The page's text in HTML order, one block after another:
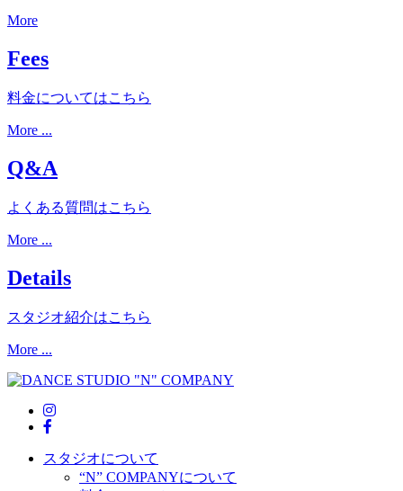
More
Fees
料金についてはこちら
More ...
Q&A
よくある質問はこちら
More ...
Details
スタジオ紹介はこちら
More ...
スタジオについて
“N” COMPANYについて